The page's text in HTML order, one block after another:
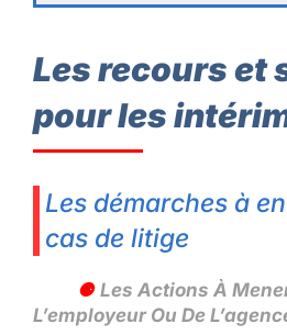
Les recours et
pour les
Les démarches à
cas de litige
Les Actions À
L’employeur Ou De